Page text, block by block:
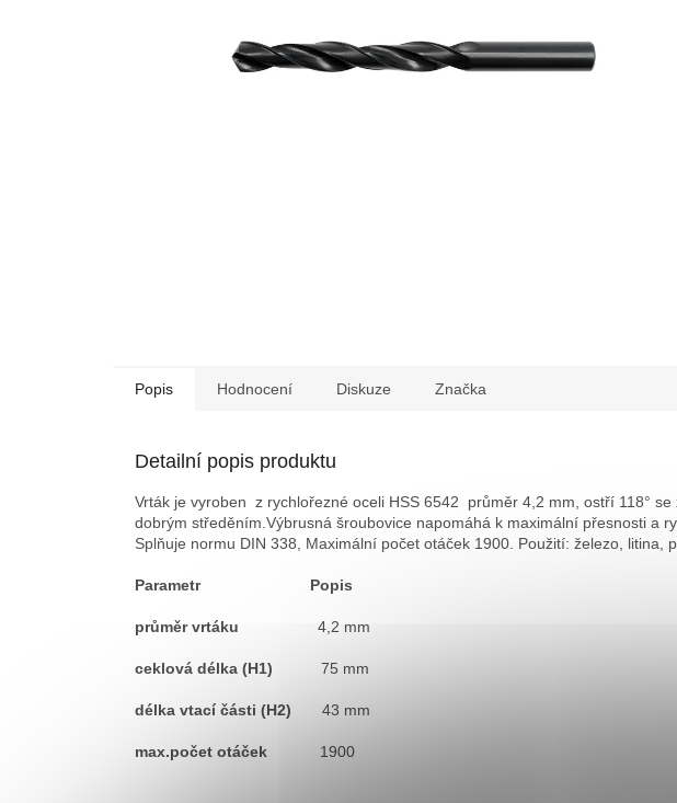
Popis Hodnocení Diskuze Značka
Detailní popis produktu
Vrták je vyroben z rychlořezné oceli HSS 6542 průměr 4,2 mm, ostří 118°
dobrým středěním.Výbrusná šroubovice napomáhá k maximální přesnosti a
Splňuje normu DIN 338, Maximální počet otáček 1900. Použití: železo, litina,
Parametr Popis
průměr vrtáku 4,2 mm
ceklová délka (H1) 75 mm
délka vtací části (H2) 43 mm
max.počet otáček 1900